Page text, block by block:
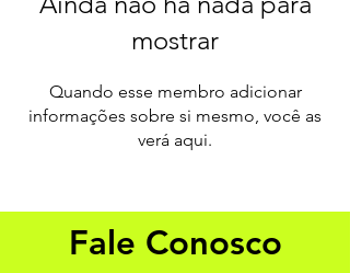
mostrar
Quando esse membro adicionar
informações sobre si mesmo, você as
verá aqui.
Fale Conosco